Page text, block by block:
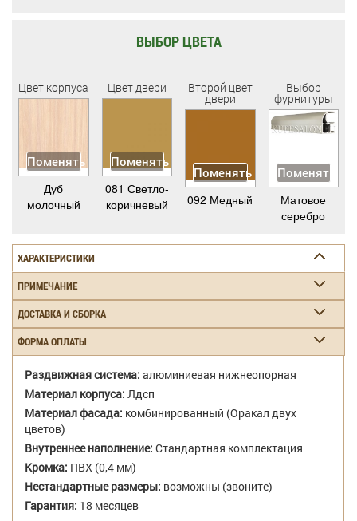
ВЫБОР ЦВЕТА
Цвет корпуса
Поменять
Дуб
молочный
Цвет двери
Поменять
081 Светло-
коричневый
Второй цвет
двери
Поменять
092 Медный
Выбор
фурнитуры
Поменять
Матовое
серебро
ХАРАКТЕРИСТИКИ
ПРИМЕЧАНИЕ
ДОСТАВКА И СБОРКА
ФОРМА ОПЛАТЫ
Раздвижная система: алюминиевая нижнеопорная
Материал корпуса: Лдсп
Материал фасада: комбинированный (Оракал двух
цветов)
Внутреннее наполнение: Стандартная комплектация
Кромка: ПВХ (0,4 мм)
Нестандартные размеры: возможны (звоните)
Гарантия: 18 месяцев